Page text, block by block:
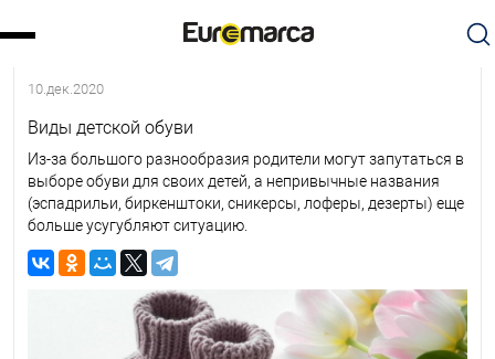
10.дек.2020
Виды детской обуви
Из-за большого разнообразия родители могут запутаться в
выборе обуви для своих детей, а непривычные названия
(эспадрильи, биркенштоки, сникерсы, лоферы, дезерты) еще
больше усугубляют ситуацию.